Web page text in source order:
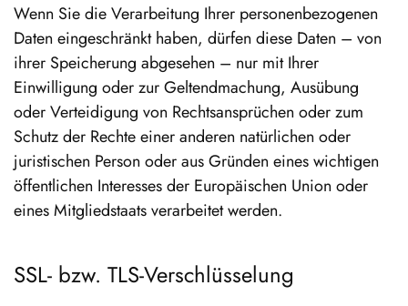
Wenn Sie die Verarbeitung Ihrer personenbezogenen
Daten eingeschränkt haben, dürfen diese Daten – von
ihrer Speicherung abgesehen – nur mit Ihrer
Einwilligung oder zur Geltendmachung, Ausübung
oder Verteidigung von Rechtsansprüchen oder zum
Schutz der Rechte einer anderen natürlichen oder
juristischen Person oder aus Gründen eines wichtigen
öffentlichen Interesses der Europäischen Union oder
eines Mitgliedstaats verarbeitet werden.
SSL- bzw. TLS-Verschlüsselung